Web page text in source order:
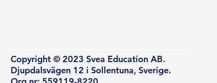
Copyright © 2023 Svea Education AB.
Djupdalsvägen 12 i Sollentuna, Sverige.